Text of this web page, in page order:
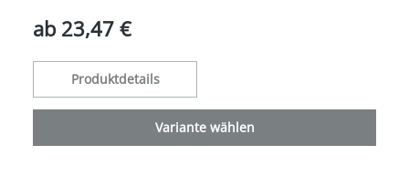
ab 23,47 €
Produktdetails
Variante wählen